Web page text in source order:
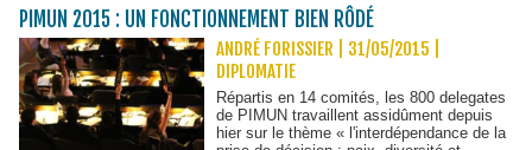
PIMUN 2015 : UN FONCTIONNEMENT BIEN RÔDÉ
ANDRÉ FORISSIER | 31/05/2015
DIPLOMATIE
Répartis en 14 comités, les 800 delegates
de PIMUN travaillent assidûment depuis
hier sur le thème « l'interdépendance de la